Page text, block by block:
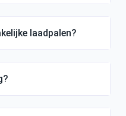
laadpalen?